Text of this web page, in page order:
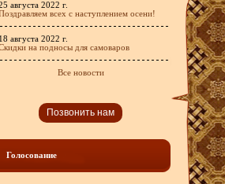
августа 2022 г.
всех с наступлением осени!
августа 2022 г.
на подносы для самоваров
Все новости
Позвонить нам
Голосование